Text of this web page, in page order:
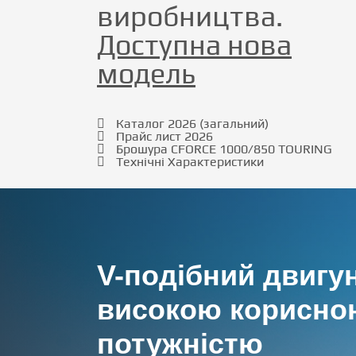
виробництва.
Доступна нова
модель
Каталог 2026 (загальний)
Прайс лист 2026
Брошура CFORCE 1000/850 TOURING
Технічні Характеристики
V-подібний
високою
потужністю